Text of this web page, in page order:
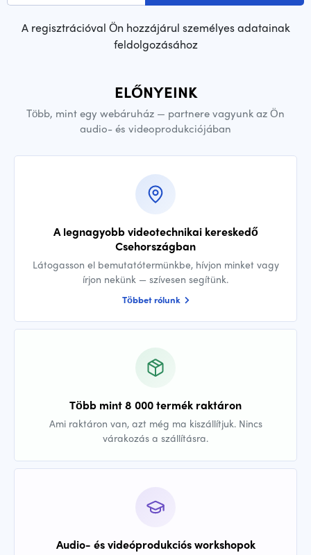
A regisztrációval Ön hozzájárul személyes adatainak
feldolgozásához
ELŐNYEINK
Több, mint egy webáruház — partnere vagyunk az Ön
audio- és videoprodukciójában
A legnagyobb videotechnikai kereskedő
Csehországban
Látogasson el bemutatótermünkbe, hívjon minket vagy
írjon nekünk — szívesen segítünk.
Többet rólunk
Több mint 8 000 termék raktáron
Ami raktáron van, azt még ma kiszállítjuk. Nincs
várakozás a szállításra.
Audio- és videóprodukciós workshopok